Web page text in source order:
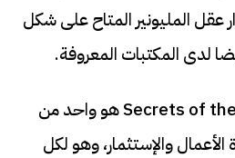
عقل المليونير المتاح على شكل
كتاب Secrets of the millionaire mind هو واحد من
والإستثمار، وهو لكل